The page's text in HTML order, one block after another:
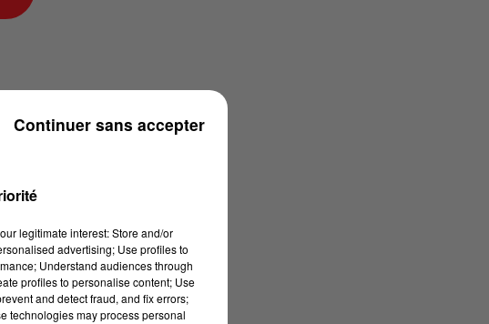
legitimate interest: Store and/or
advertising; Use profiles to
Understand audiences through
profiles to personalise content; Use
and detect fraud, and fix errors;
technologies may process personal
Continuer sans accepter